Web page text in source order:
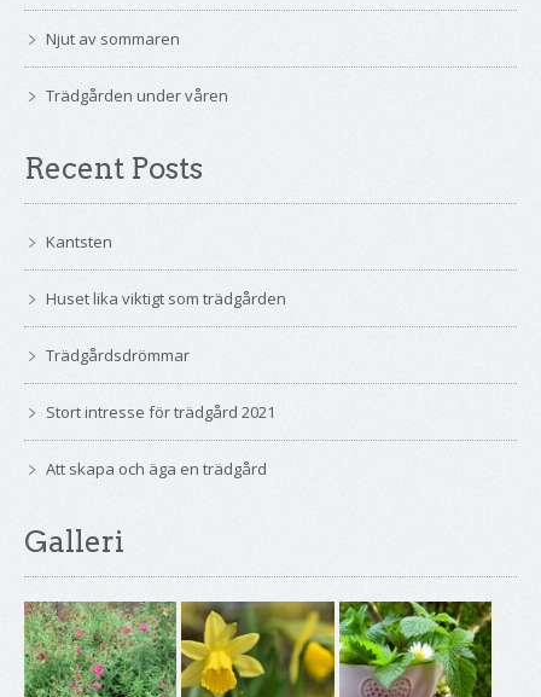
Njut av sommaren
Trädgården under våren
Recent Posts
Kantsten
Huset lika viktigt som trädgården
Trädgårdsdrömmar
Stort intresse för trädgård 2021
Att skapa och äga en trädgård
Galleri